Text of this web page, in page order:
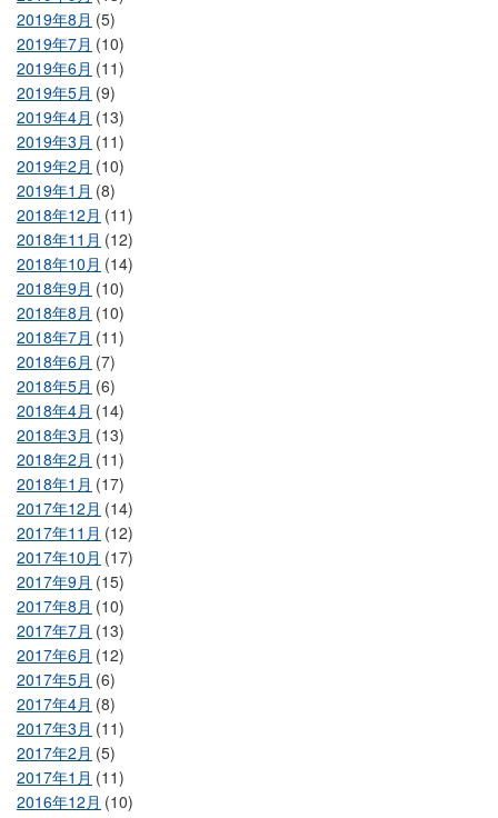
2019年8月 (5)
2019年7月 (10)
2019年6月 (11)
2019年5月 (9)
2019年4月 (13)
2019年3月 (11)
2019年2月 (10)
2019年1月 (8)
2018年12月 (11)
2018年11月 (12)
2018年10月 (14)
2018年9月 (10)
2018年8月 (10)
2018年7月 (11)
2018年6月 (7)
2018年5月 (6)
2018年4月 (14)
2018年3月 (13)
2018年2月 (11)
2018年1月 (17)
2017年12月 (14)
2017年11月 (12)
2017年10月 (17)
2017年9月 (15)
2017年8月 (10)
2017年7月 (13)
2017年6月 (12)
2017年5月 (6)
2017年4月 (8)
2017年3月 (11)
2017年2月 (5)
2017年1月 (11)
2016年12月 (10)